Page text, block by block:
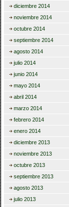
diciembre 2014
noviembre 2014
octubre 2014
septiembre 2014
agosto 2014
julio 2014
junio 2014
mayo 2014
abril 2014
marzo 2014
febrero 2014
enero 2014
diciembre 2013
noviembre 2013
octubre 2013
septiembre 2013
agosto 2013
julio 2013